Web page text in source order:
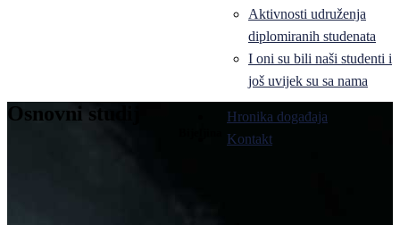
Aktivnosti udruženja
diplomiranih studenata
I oni su bili naši studenti i
još uvijek su sa nama
Hronika događaja
Kontakt
Osnovni studij